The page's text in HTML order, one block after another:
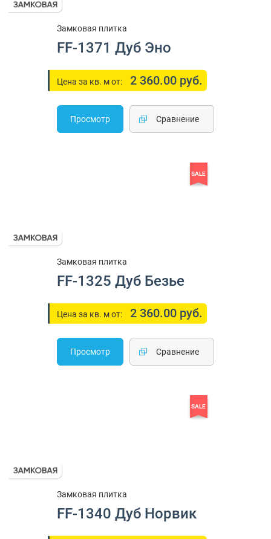
Замковая плитка
FF-1371 Дуб Эно
Цена за кв. м от: 2 360.00 руб.
Просмотр Cравнение
SALE
Замковая плитка
FF-1325 Дуб Безье
Цена за кв. м от: 2 360.00 руб.
Просмотр Cравнение
SALE
Замковая плитка
FF-1340 Дуб Норвик